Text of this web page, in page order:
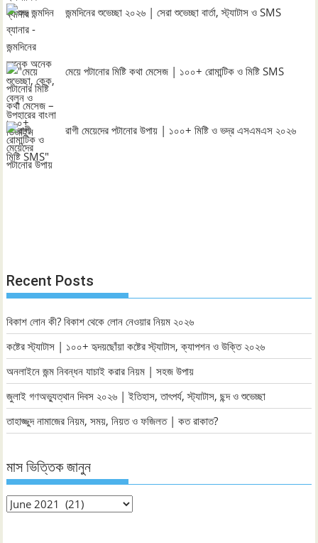
জন্মদিনের শুভেচ্ছা ২০২৬ | সেরা শুভেচ্ছা বার্তা, স্ট্যাটাস ও SMS
মেয়ে পটানোর মিষ্টি কথা মেসেজ | ১০০+ রোমান্টিক ও মিষ্টি SMS
রাগী মেয়েদের পটানোর উপায় | ১০০+ মিষ্টি ও ভদ্র এসএমএস ২০২৬
Recent Posts
বিকাশ লোন কী? বিকাশ থেকে লোন নেওয়ার নিয়ম ২০২৬
কষ্টের স্ট্যাটাস | ১০০+ হৃদয়ছোঁয়া কষ্টের স্ট্যাটাস, ক্যাপশন ও উক্তি ২০২৬
অনলাইনে জন্ম নিবন্ধন যাচাই করার নিয়ম | সহজ উপায়
জুলাই গণঅভ্যুত্থান দিবস ২০২৬ | ইতিহাস, তাৎপর্য, স্ট্যাটাস, ছন্দ ও শুভেচ্ছা
তাহাজ্জুদ নামাজের নিয়ম, সময়, নিয়ত ও ফজিলত | কত রাকাত?
মাস ভিত্তিক জানুন
মাস